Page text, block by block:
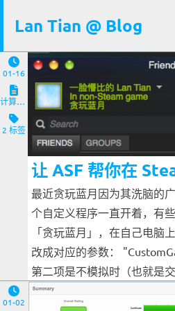
Lan Tian @ Blog
01-16
计算机与客户端
2 标签
让 ASF 帮你在
最近贪玩蓝月因为其洗脑的
个自定义程序一直开着，有
「贪玩蓝月」，在自己电
改成对应的参数：
第二项是不模拟时（也就是
01-02